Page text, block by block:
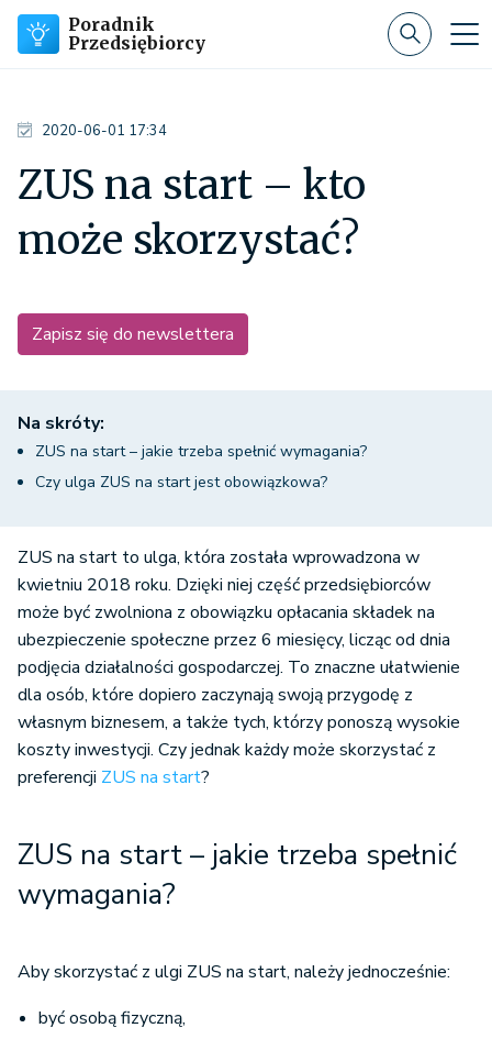
Poradnik
Przedsiębiorcy
2020-06-01 17:34
ZUS na start – kto
może skorzystać?
Zapisz się do newslettera
Na skróty:
ZUS na start – jakie trzeba spełnić wymagania?
Czy ulga ZUS na start jest obowiązkowa?
ZUS na start to ulga, która została wprowadzona w
kwietniu 2018 roku. Dzięki niej część przedsiębiorców
może być zwolniona z obowiązku opłacania składek na
ubezpieczenie społeczne przez 6 miesięcy, licząc od dnia
podjęcia działalności gospodarczej. To znaczne ułatwienie
dla osób, które dopiero zaczynają swoją przygodę z
własnym biznesem, a także tych, którzy ponoszą wysokie
koszty inwestycji. Czy jednak każdy może skorzystać z
preferencji ZUS na start?
ZUS na start – jakie trzeba spełnić
wymagania?
Aby skorzystać z ulgi ZUS na start, należy jednocześnie:
być osobą fizyczną,